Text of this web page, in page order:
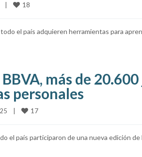
18
el país adquieren herramientas para
más de
personales
17
el país participaron de una nueva edición de